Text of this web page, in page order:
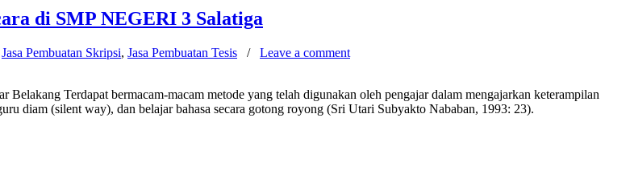
di SMP NEGERI 3 Salatiga
Jasa Pembuatan Skripsi, Jasa Pembuatan Tesis / Leave a comment
Terdapat bermacam-macam metode yang telah digunakan oleh pengajar dalam mengajarkan keterampilan
diam (silent way), dan belajar bahasa secara gotong royong (Sri Utari Subyakto Nababan, 1993: 23).